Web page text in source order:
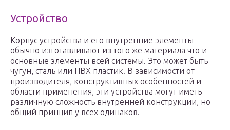
Устройство
Корпус устройства и его внутренние элементы
обычно изготавливают из того же материала что и
основные элементы всей системы. Это может быть
чугун, сталь или ПВХ пластик. В зависимости от
производителя, конструктивных особенностей и
области применения, эти устройства могут иметь
различную сложность внутренней конструкции, но
общий принцип у всех одинаков.